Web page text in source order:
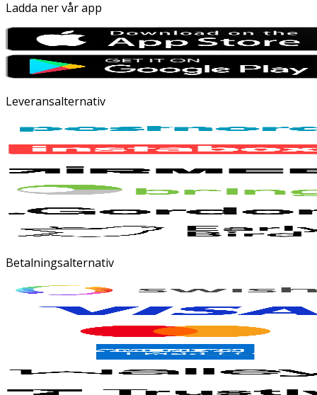
Ladda ner vår app
Leveransalternativ
Betalningsalternativ